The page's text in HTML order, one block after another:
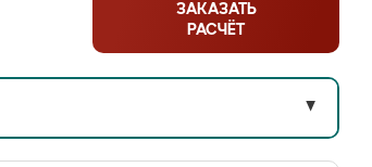
ЗАКАЗАТЬ
РАСЧЁТ
▼